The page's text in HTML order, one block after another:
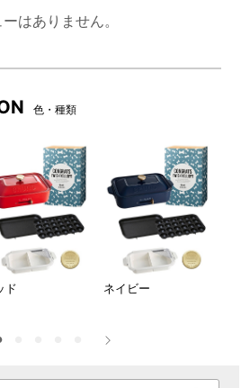
はありません。
色・種類
ド ネイビー